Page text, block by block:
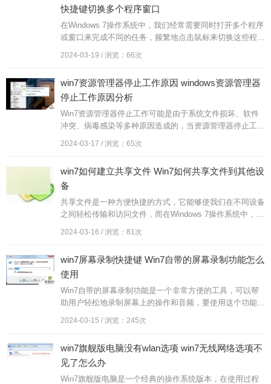
快捷键切换多个程序窗口
在Windows 7操作系统中，我们经常需要同时打开多个程序
或窗口来完成不同的任务，频繁地点击鼠标来切换这些程序
窗口既费时又不方便。为了提高工作效率，我们可以利用快
捷键来快速切...
2024-03-19 / 浏览：66次
win7资源管理器停止工作原因 windows资源管理器
停止工作原因分析
Win7资源管理器停止工作可能是由于系统文件损坏、软件
冲突、病毒感染等多种原因造成的，当资源管理器停止工作
时，用户将无法访问文件和文件夹，甚至会导致系统崩溃。
及时分析并解决资源...
2024-03-17 / 浏览：65次
win7如何建立共享文件 Win7如何共享文件到其他设
备
共享文件是一种方便快捷的方式，它能够使我们在不同设备
之间轻松传输和访问文件，而在Windows 7操作系统中，建
立共享文件以及共享文件到其他设备也变得非常简单。通过
一些简单的设...
2024-03-16 / 浏览：81次
win7屏幕录制快捷键 Win7自带的屏幕录制功能怎么
使用
Win7自带的屏幕录制功能是一个非常方便的工具，可以帮
助用户轻松地录制屏幕上的操作和音频，要使用这个功能，
只需按下Win+G快捷键，即可打开屏幕录制工具。在录制
过程中，可以选择...
2024-03-15 / 浏览：245次
win7旗舰版电脑没有wlan选项 win7无线网络选项不
见了怎么办
Win7旗舰版电脑是一个经典的操作系统版本，在使用过程